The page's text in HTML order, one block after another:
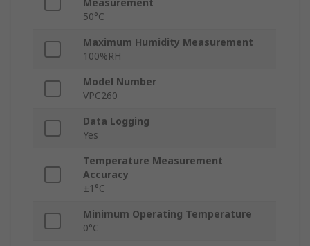
Measurement
50°C
Maximum Humidity Measurement
100%RH
Model Number
VPC260
Data Logging
Yes
Temperature Measurement
Accuracy
±1°C
Minimum Operating Temperature
0°C